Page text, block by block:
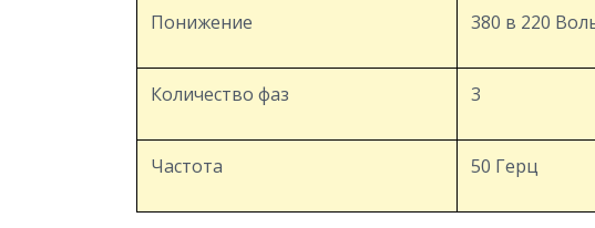
Понижение 380 в 220
Количество фаз 3
Частота 50 Герц